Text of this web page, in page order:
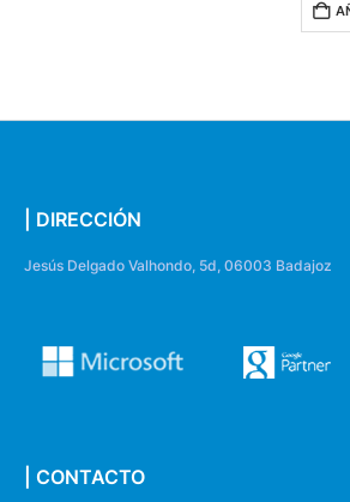
AÑADIR AL CARRITO
| DIRECCIÓN
Jesús Delgado Valhondo, 5d, 06003 Badajoz
| CONTACTO